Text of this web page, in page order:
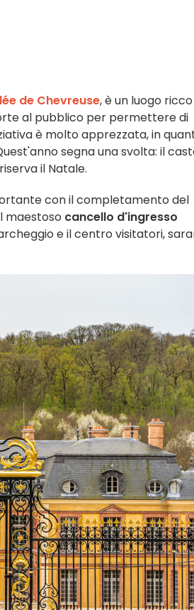
de Chevreuse, è un luogo
al pubblico per permettere di
è molto apprezzata, in
segna una svolta: il
il Natale.
con il completamento del
maestoso cancello d'ingresso
e il centro visitatori,